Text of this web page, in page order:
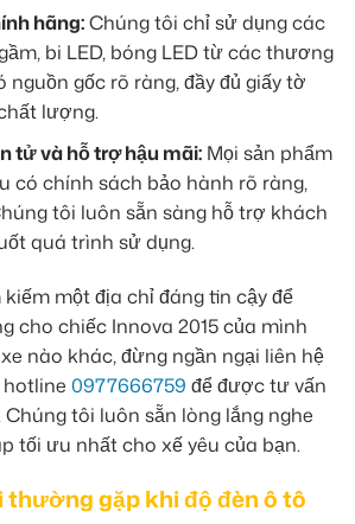
hãng:Chúng tôi chỉ sử dụng các
bi LED, bóng LED từ các thương
nguồn gốc rõ ràng, đầy đủ giấy tờ
lượng.
tử và hỗ trợ hậu mãi: Mọi sản phẩm
có chính sách bảo hành rõ ràng,
tôi luôn sẵn sàng hỗ trợ khách
quá trình sử dụng.
một địa chỉ đáng tin cậy để
cho chiếc Innova 2015 của mình
nào khác, đừng ngần ngại liên hệ
0977666759 để được tư vấn
tôi luôn sẵn lòng lắng nghe
tối ưu nhất cho xế yêu của bạn.
thường gặp khi độ đèn ô tô